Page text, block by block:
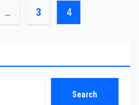
… 3 4
Search